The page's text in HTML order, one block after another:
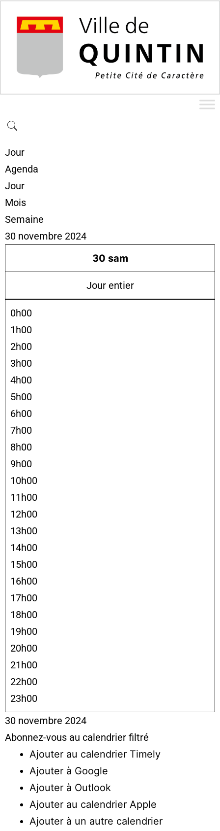
Jour
Agenda
Jour
Mois
Semaine
30 novembre 2024
30 sam
Jour entier
0h00
1h00
2h00
3h00
4h00
5h00
6h00
7h00
8h00
9h00
10h00
11h00
12h00
13h00
14h00
15h00
16h00
17h00
18h00
19h00
20h00
21h00
22h00
23h00
30 novembre 2024
Abonnez-vous au calendrier filtré
Ajouter au calendrier Timely
Ajouter à Google
Ajouter à Outlook
Ajouter au calendrier Apple
Ajouter à un autre calendrier